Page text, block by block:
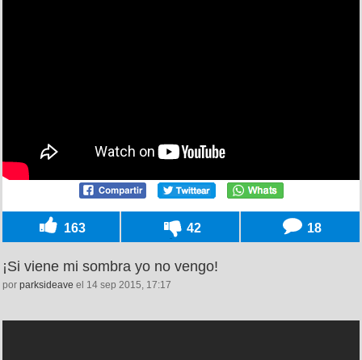
163 42 18
¡Si viene mi sombra yo no vengo!
por parksideave el 14 sep 2015, 17:17